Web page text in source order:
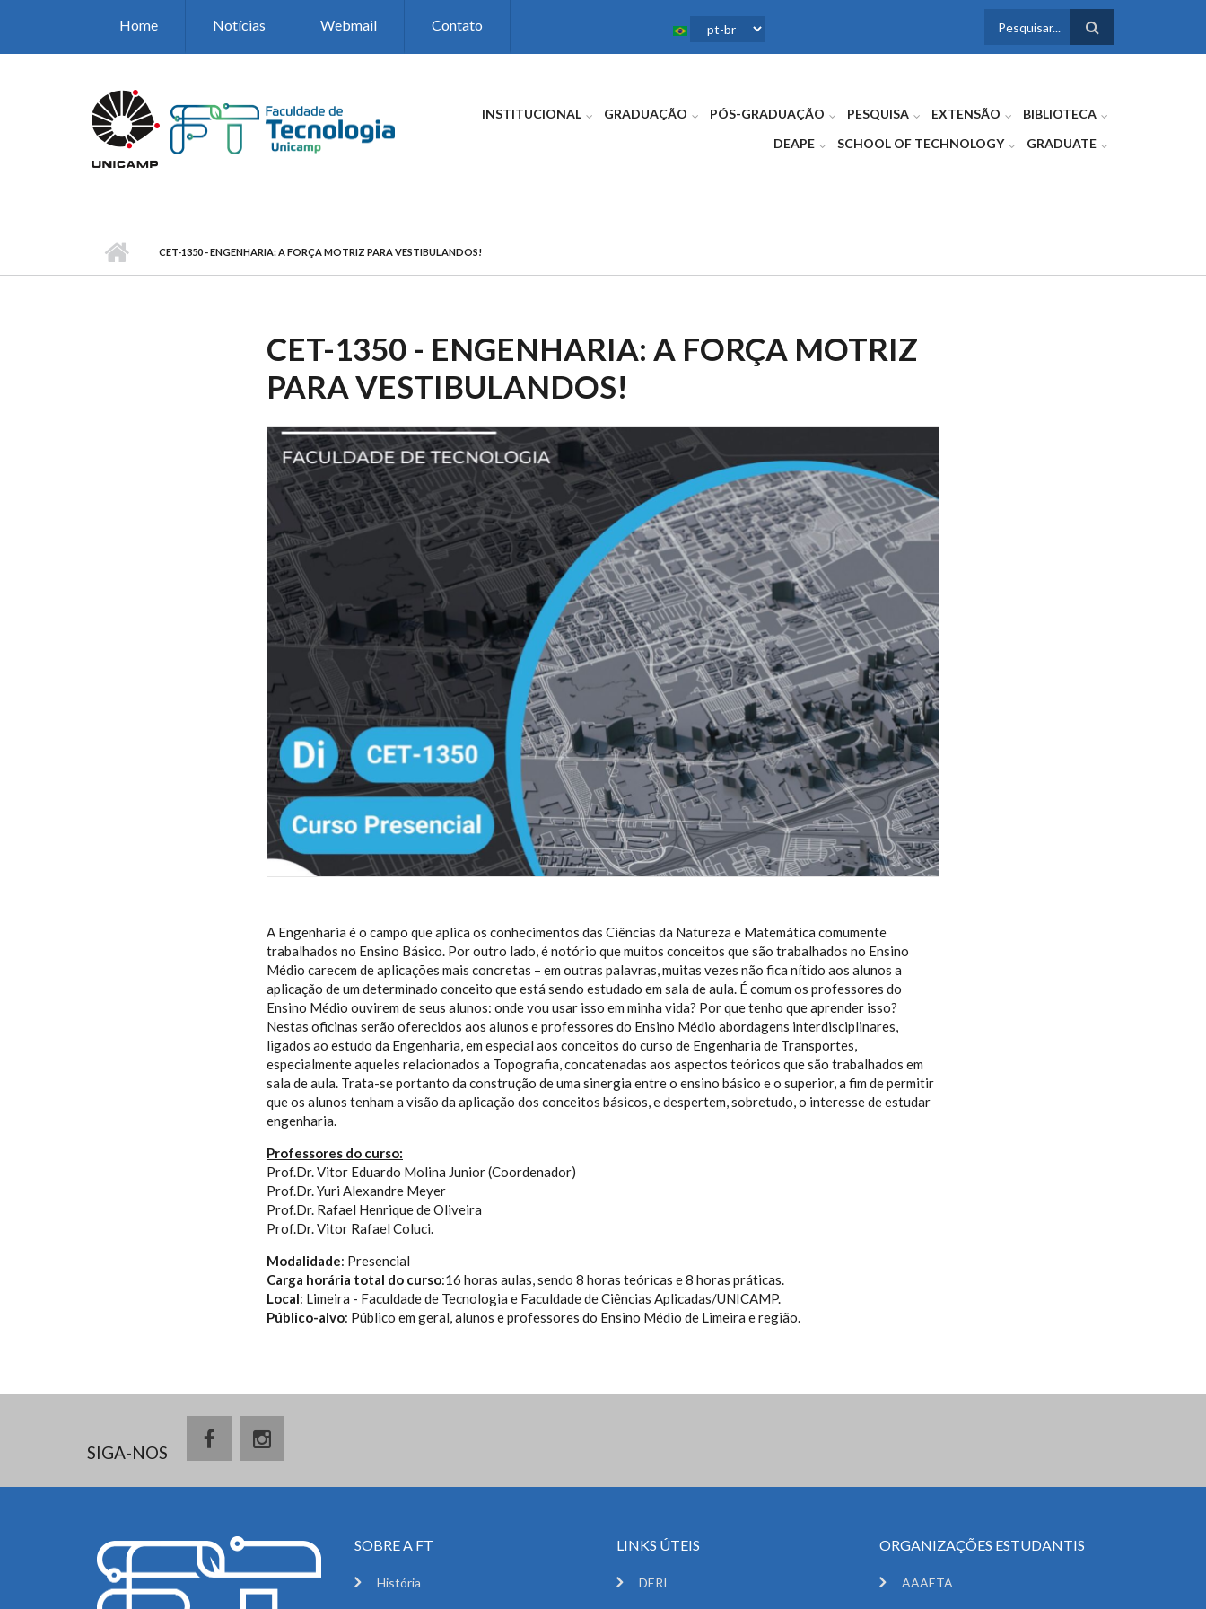
Home Notícias Webmail Contato
FORMULÁRIO
INSTITUCIONAL GRADUAÇÃO PÓS-GRADUAÇÃO PESQUISA EXTENSÃO
BIBLIOTECA
DEAPE
SCHOOL OF TECHNOLOGY GRADUATE
CET-1350 - ENGENHARIA: A FORÇA MOTRIZ PARA VESTIBULANDOS!
CET-1350 - ENGENHARIA: A FORÇA MOTRIZ
PARA VESTIBULANDOS!
A Engenharia é o campo que aplica os conhecimentos das Ciências da Natureza e Matemática comumente
trabalhados no Ensino Básico. Por outro lado, é notório que muitos conceitos que são trabalhados no Ensino
Médio carecem de aplicações mais concretas – em outras palavras, muitas vezes não fica nítido aos alunos a
aplicação de um determinado conceito que está sendo estudado em sala de aula. É comum os professores do
Ensino Médio ouvirem de seus alunos: onde vou usar isso em minha vida? Por que tenho que aprender isso?
Nestas oficinas serão oferecidos aos alunos e professores do Ensino Médio abordagens interdisciplinares,
ligados ao estudo da Engenharia, em especial aos conceitos do curso de Engenharia de Transportes,
especialmente aqueles relacionados a Topografia, concatenadas aos aspectos teóricos que são trabalhados em
sala de aula. Trata-se portanto da construção de uma sinergia entre o ensino básico e o superior, a fim de permitir
que os alunos tenham a visão da aplicação dos conceitos básicos, e despertem, sobretudo, o interesse de estudar
engenharia.
Professores do curso:
Prof.Dr. Vitor Eduardo Molina Junior (Coordenador)
Prof.Dr. Yuri Alexandre Meyer
Prof.Dr. Rafael Henrique de Oliveira
Prof.Dr. Vitor Rafael Coluci.
Modalidade: Presencial
Carga horária total do curso:16 horas aulas, sendo 8 horas teóricas e 8 horas práticas.
Local: Limeira - Faculdade de Tecnologia e Faculdade de Ciências Aplicadas/UNICAMP.
Público-alvo: Público em geral, alunos e professores do Ensino Médio de Limeira e região.
SIGA-NOS
SOBRE A FT
História
LINKS ÚTEIS
DERI
ORGANIZAÇÕES ESTUDANTIS
AAAETA